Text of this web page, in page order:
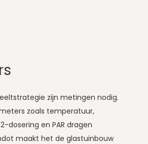
zijn metingen nodig.
zoals temperatuur,
dosering en PAR dragen
maakt het de glastuinbouw